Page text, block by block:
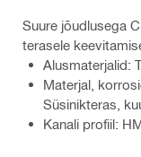
Suure jõudlusega
terasele
Alusmaterjalid:
Materjal,
Süsinikteras,
Kanali profiil: